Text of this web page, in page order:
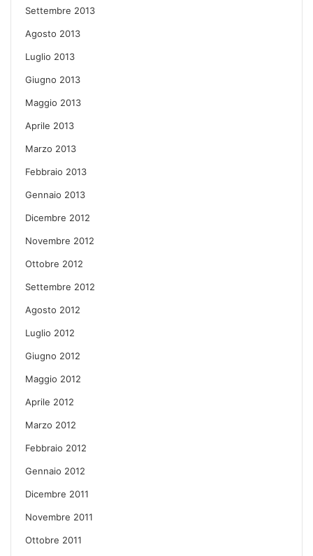
Settembre 2013
Agosto 2013
Luglio 2013
Giugno 2013
Maggio 2013
Aprile 2013
Marzo 2013
Febbraio 2013
Gennaio 2013
Dicembre 2012
Novembre 2012
Ottobre 2012
Settembre 2012
Agosto 2012
Luglio 2012
Giugno 2012
Maggio 2012
Aprile 2012
Marzo 2012
Febbraio 2012
Gennaio 2012
Dicembre 2011
Novembre 2011
Ottobre 2011